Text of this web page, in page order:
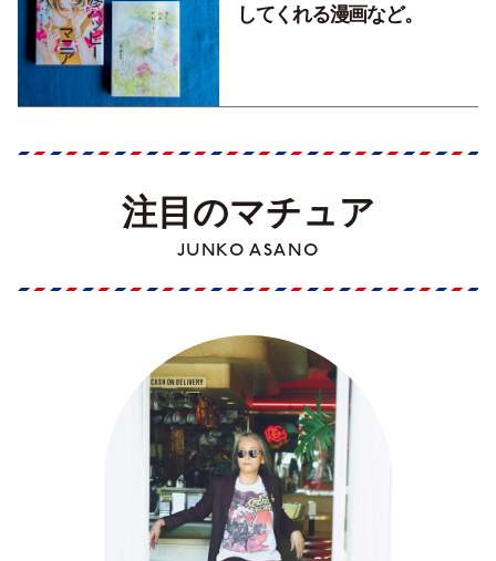
してくれる漫画など。
注目のマチュア
JUNKO ASANO